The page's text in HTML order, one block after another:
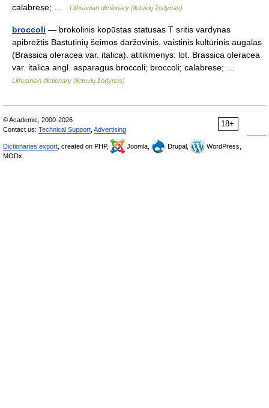
calabrese; …
Lithuanian dictionary (lietuvių žodynas)
broccoli — brokolinis kopūstas statusas T sritis vardynas
apibrėžtis Bastutinių šeimos daržovinis, vaistinis kultūrinis augalas
(Brassica oleracea var. italica). atitikmenys: lot. Brassica oleracea
var. italica angl. asparagus broccoli; broccoli; calabrese; …
Lithuanian dictionary (lietuvių žodynas)
18+
© Academic, 2000-2026
Contact us: Technical Support Advertising
Dictionaries export , created on PHP, Joomla, Drupal,
WordPress,
MODx.